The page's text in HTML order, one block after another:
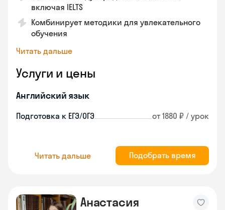
включая IELTS
Комбинирует методики для увлекательного
обучения
Читать дальше
Услуги и цены
Английский язык
Подготовка к ЕГЭ/ОГЭ от 1880 ₽ / урок
Читать дальше Подобрать время
Анастасия